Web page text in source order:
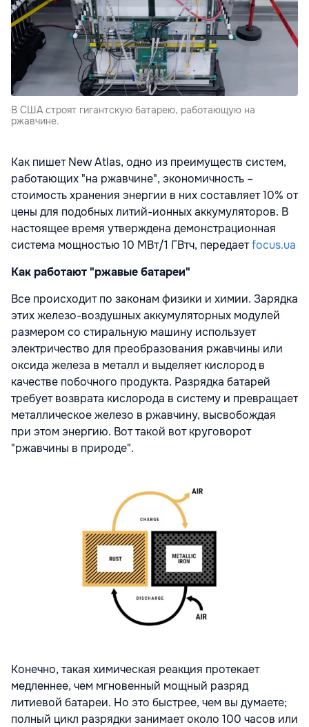
В США строят гигантскую батарею, работающую на
ржавчине.
Как пишет New Atlas, одно из преимуществ систем,
работающих "на ржавчине", экономичность –
стоимость хранения энергии в них составляет 10% от
цены для подобных литий-ионных аккумуляторов. В
настоящее время утверждена демонстрационная
система мощностью 10 МВт/1 ГВтч, передаетfocus.ua
Как работают "ржавые батареи"
Все происходит по законам физики и химии. Зарядка
этих железо-воздушных аккумуляторных модулей
размером со стиральную машину использует
электричество для преобразования ржавчины или
оксида железа в металл и выделяет кислород в
качестве побочного продукта. Разрядка батарей
требует возврата кислорода в систему и превращает
металлическое железо в ржавчину, высвобождая
при этом энергию. Вот такой вот круговорот
"ржавчины в природе".
Конечно, такая химическая реакция протекает
медленнее, чем мгновенный мощный разряд
литиевой батареи. Но это быстрее, чем вы думаете;
полный цикл разрядки занимает около 100 часов или